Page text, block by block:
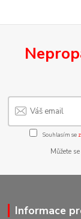
Souhlasím se
Můžete
Informace